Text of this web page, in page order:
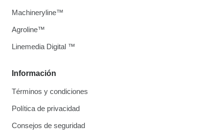
Información
Términos y condiciones
Política de privacidad
Consejos de seguridad
Machineryline™
Agroline™
Linemedia Digital ™